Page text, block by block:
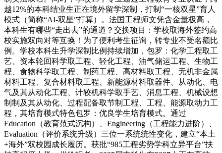
越12%的本科结业生正在境外留学深制，打制“一核双星”育人
模式（简称“AI-双星”打算）。法国工程师文凭含金量极高，
本科生有哪些“走出去”的通道？交换项目：学校取海外签约高
校实施双向对等互换！为了便利考生征询，转专业不受名额比
例。学校本科生升学深制比例持续增加，包罗：化学工程取工
艺、资本轮回科学取工程、轻化工程、油气储运工程、生物工
程、食物科学取工程、制药工程、高材料取工程、无机非金属
材料工程、复合材料取工程、新能源材料取器件、从动化、电
气及其从动化工程、计较机科学取手艺、消息工程、机械设想
制制及其从动化、过程配备取节制工程、工程、能源取动力工
程，其培育模式特色包罗：优良学生培育模式。通过
Education（教育范式沉构）、Engineering（工程能力进阶）、
Evaluation（评价系统升级）三位一系统统性变化，建立“本土
+海外”双校园成长履历。获批“985工程劣势学科立异平台”扶